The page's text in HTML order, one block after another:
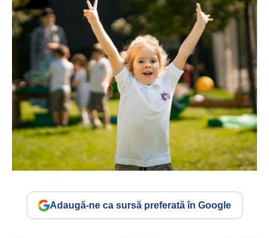
Adaugă-ne ca sursă preferată în Google